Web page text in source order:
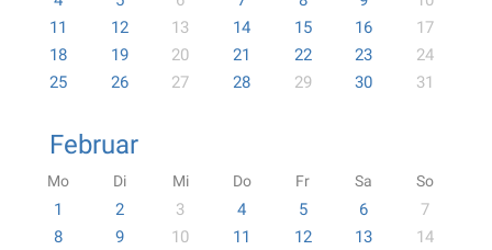
11
12 13 14 15 16
17
18
19 20 21 22 23
24
25
26 27 28 29 30 31
Februar
Mo Di Mi Do Fr Sa So
1 2 3 4 5 6
7
8
9 10 11 12 13
14